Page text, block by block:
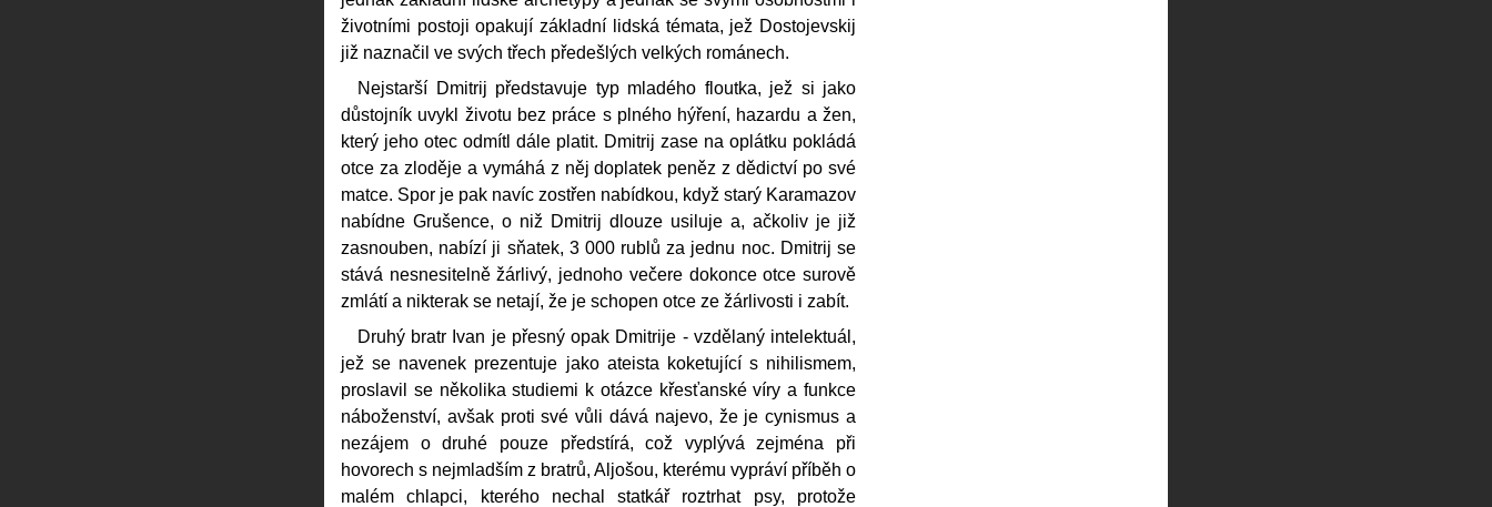
životními postoji opakují základní lidská témata, jež Dostojevskij
již naznačil ve svých třech předešlých velkých románech.
Nejstarší Dmitrij představuje typ mladého floutka, jež si jako
důstojník uvykl životu bez práce s plného hýření, hazardu a žen,
který jeho otec odmítl dále platit. Dmitrij zase na oplátku pokládá
otce za zloděje a vymáhá z něj doplatek peněz z dědictví po své
matce. Spor je pak navíc zostřen nabídkou, když starý Karamazov
nabídne Grušence, o niž Dmitrij dlouze usiluje a, ačkoliv je již
zasnouben, nabízí ji sňatek, 3 000 rublů za jednu noc. Dmitrij se
stává nesnesitelně žárlivý, jednoho večere dokonce otce surově
zmlátí a nikterak se netají, že je schopen otce ze žárlivosti i zabít.
Druhý bratr Ivan je přesný opak Dmitrije - vzdělaný intelektuál,
jež se navenek prezentuje jako ateista koketující s nihilismem,
proslavil se několika studiemi k otázce křesťanské víry a funkce
náboženství, avšak proti své vůli dává najevo, že je cynismus a
nezájem o druhé pouze předstírá, což vyplývá zejména při
hovorech s nejmladším z bratrů, Aljošou, kterému vypráví příběh o
malém chlapci, kterého nechal statkář roztrhat psy, protože